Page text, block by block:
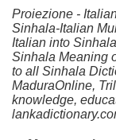
Proiezione -
Sinhala-Italian
Italian into
Sinhala Meaning
to all Sinhala
MaduraOnline,
knowledge,